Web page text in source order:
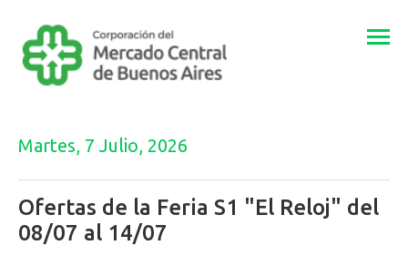
Martes, 7 Julio, 2026
Ofertas de la Feria S1 "El Reloj" del
08/07 al 14/07